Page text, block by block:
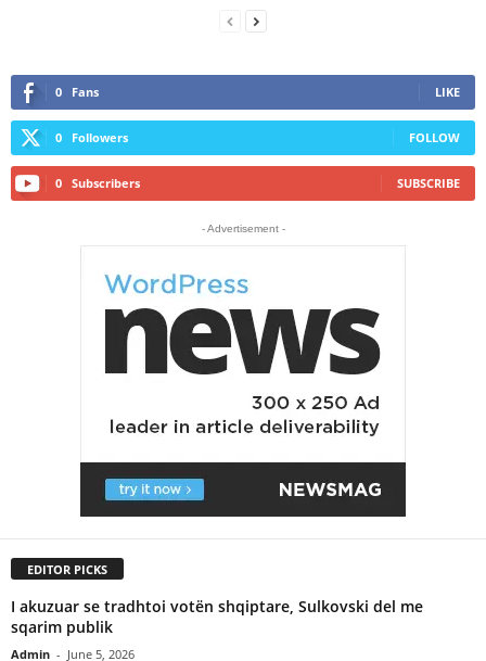
0 Fans LIKE
0 Followers FOLLOW
0 Subscribers SUBSCRIBE
- Advertisement -
EDITOR PICKS
I akuzuar se tradhtoi votën shqiptare, Sulkovski del me
sqarim publik
Admin - June 5, 2026